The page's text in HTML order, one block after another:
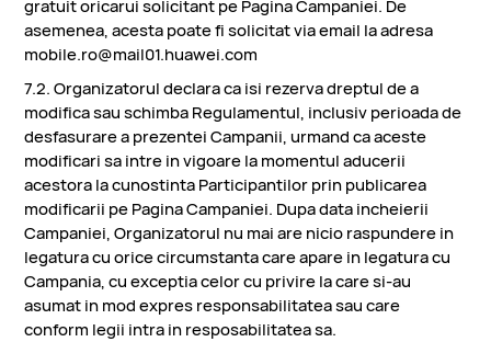
gratuit oricarui solicitant pe Pagina Campaniei. De
asemenea, acesta poate fi solicitat via email la adresa
mobile.ro@mail01.huawei.com
7.2. Organizatorul declara ca isi rezerva dreptul de a
modifica sau schimba Regulamentul, inclusiv perioada de
desfasurare a prezentei Campanii, urmand ca aceste
modificari sa intre in vigoare la momentul aducerii
acestora la cunostinta Participantilor prin publicarea
modificarii pe Pagina Campaniei. Dupa data incheierii
Campaniei, Organizatorul nu mai are nicio raspundere in
legatura cu orice circumstanta care apare in legatura cu
Campania, cu exceptia celor cu privire la care si-au
asumat in mod expres responsabilitatea sau care
conform legii intra in resposabilitatea sa.